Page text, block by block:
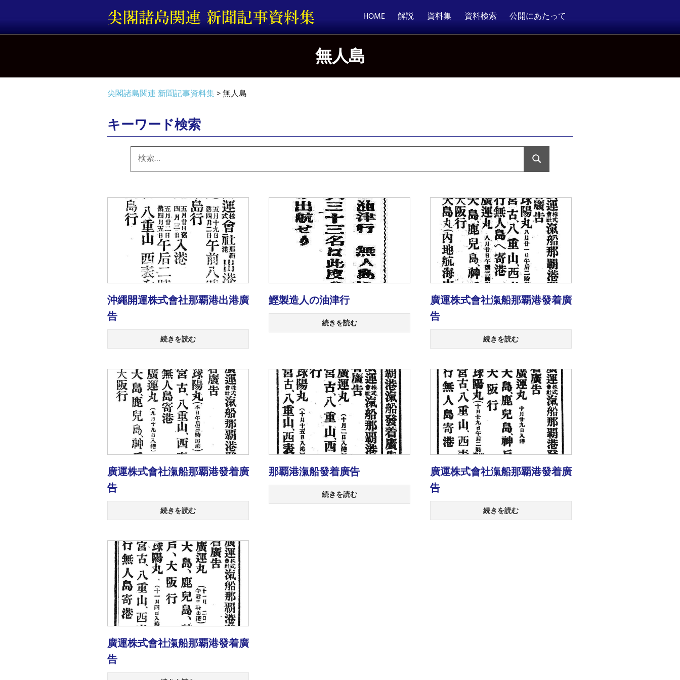
テ
ス
HOME 解説 資料集 資料検索 公開にあたって
無人島
尖閣諸島関連 新聞記事資料集>無人島
キーワード検索
索:
検
索
沖繩開運株式會社那覇港出港廣
告
続きを読む
鰹製造人の油津行
続きを読む
廣運株式會社滊船那覇港發着廣
告
続きを読む
廣運株式會社滊船那覇港發着廣
告
続きを読む
那覇港滊船發着廣告
続きを読む
廣運株式會社滊船那覇港發着廣
告
続きを読む
廣運株式會社滊船那覇港發着廣
告